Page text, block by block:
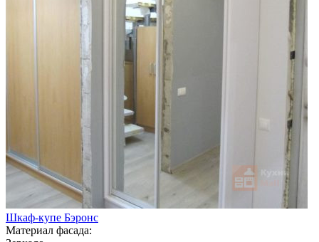
Шкаф-купе Бэронс
Материал фасада: